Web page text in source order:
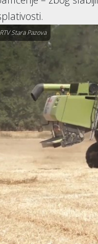
RTV Stara Pazova